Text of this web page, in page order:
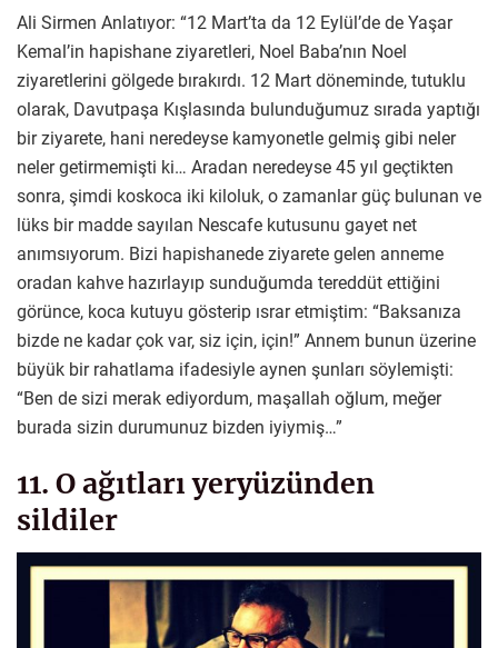
Ali Sirmen Anlatıyor: “12 Mart’ta da 12 Eylül’de de Yaşar
Kemal’in hapishane ziyaretleri, Noel Baba’nın Noel
ziyaretlerini gölgede bırakırdı. 12 Mart döneminde, tutuklu
olarak, Davutpaşa Kışlasında bulunduğumuz sırada yaptığı
bir ziyarete, hani neredeyse kamyonetle gelmiş gibi neler
neler getirmemişti ki… Aradan neredeyse 45 yıl geçtikten
sonra, şimdi koskoca iki kiloluk, o zamanlar güç bulunan ve
lüks bir madde sayılan Nescafe kutusunu gayet net
anımsıyorum. Bizi hapishanede ziyarete gelen anneme
oradan kahve hazırlayıp sunduğumda tereddüt ettiğini
görünce, koca kutuyu gösterip ısrar etmiştim: “Baksanıza
bizde ne kadar çok var, siz için, için!” Annem bunun üzerine
büyük bir rahatlama ifadesiyle aynen şunları söylemişti:
“Ben de sizi merak ediyordum, maşallah oğlum, meğer
burada sizin durumunuz bizden iyiymiş…”
11. O ağıtları yeryüzünden
sildiler